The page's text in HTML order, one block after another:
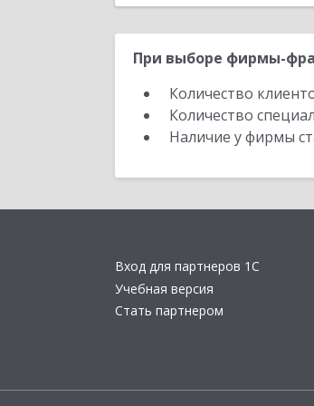
При выборе фирмы-
Количество
Количество
Наличие у фирмы
Вход для партнеров 1С
Учебная версия
Стать партнером